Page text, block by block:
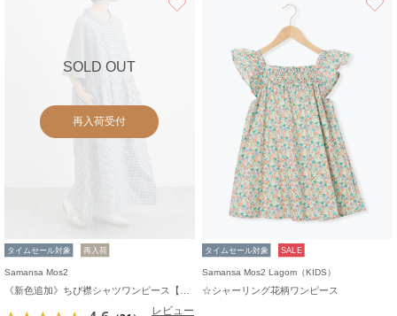
SOLD OUT
再入荷受付
タイムセール対象 再入荷
Samansa Mos2
レビュー
タイムセール対象 SALE
Samansa Mos2 Lagom（KIDS）
☆シャーリング花柄ワンピース